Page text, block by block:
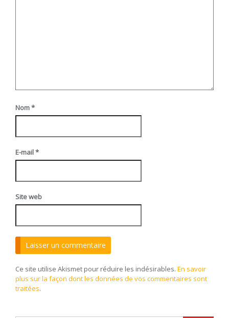
Nom*
E-mail*
Site web
Ce site utilise Akismet pour réduire les indésirables. En savoir
plus sur la façon dont les données de vos commentaires sont
traitées.